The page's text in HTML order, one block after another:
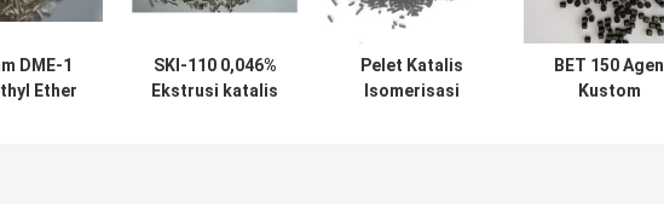
DME-1
Ether
SKI-110 0,046%
Ekstrusi katalis
Pelet Katalis
Isomerisasi
BET 150 Agen
Kustom